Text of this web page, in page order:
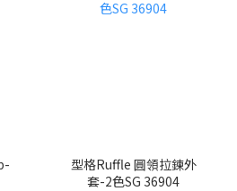
型格Ruffle 圓領拉鍊外
套-2色SG 36904